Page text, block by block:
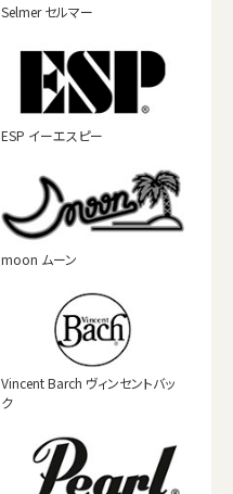
Selmer セルマー
ESP イーエスピー
moon ムーン
Vincent Barch ヴィンセントバッ
ク